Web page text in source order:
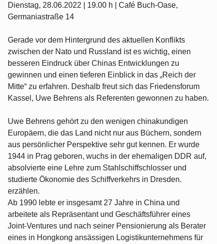
Dienstag, 28.06.2022 | 19.00 h | Café Buch-Oase,
Germaniastraße 14
Gerade vor dem Hintergrund des aktuellen Konflikts
zwischen der Nato und Russland ist es wichtig, einen
besseren Eindruck über Chinas Entwicklungen zu
gewinnen und einen tieferen Einblick in das „Reich der
Mitte“ zu erfahren. Deshalb freut sich das Friedensforum
Kassel, Uwe Behrens als Referenten gewonnen zu haben.
Uwe Behrens gehört zu den wenigen chinakundigen
Europäern, die das Land nicht nur aus Büchern, sondern
aus persönlicher Perspektive sehr gut kennen. Er wurde
1944 in Prag geboren, wuchs in der ehemaligen DDR auf,
absolvierte eine Lehre zum Stahlschiffschlosser und
studierte Ökonomie des Schiffverkehrs in Dresden.
erzählen.
Ab 1990 lebte er insgesamt 27 Jahre in China und
arbeitete als Repräsentant und Geschäftsführer eines
Joint-Ventures und nach seiner Pensionierung als Berater
eines in Hongkong ansässigen Logistikunternehmens für